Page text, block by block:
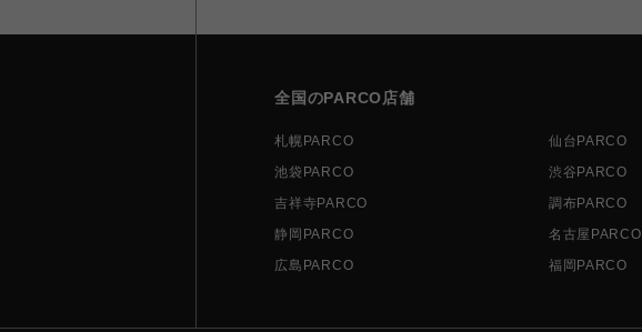
全国のPARCO店舗
札幌PARCO 仙台PARCO
池袋PARCO
渋谷PARCO
吉祥寺PARCO
調布PARCO
静岡PARCO
名古屋PARCO
広島PARCO
福岡PARCO